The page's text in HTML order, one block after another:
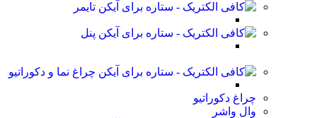
تایمر
پنل
چراغ نما و دکوراتیو
چراغ دکوراتیو
وال واشر